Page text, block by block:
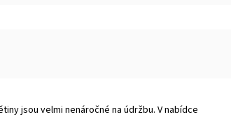
jsou velmi nenáročné na údržbu. V nabídce